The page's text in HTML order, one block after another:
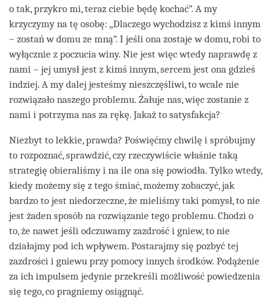
o tak, przykro mi, teraz ciebie będę kochać”. A my
krzyczymy na tę osobę: „Dlaczego wychodzisz z kimś innym
– zostań w domu ze mną”. I jeśli ona zostaje w domu, robi to
wyłącznie z poczucia winy. Nie jest więc wtedy naprawdę z
nami – jej umysł jest z kimś innym, sercem jest ona gdzieś
indziej. A my dalej jesteśmy nieszczęśliwi, to wcale nie
rozwiązało naszego problemu. Żałuje nas, więc zostanie z
nami i potrzyma nas za rękę. Jakaż to satysfakcja?
Niezbyt to lekkie, prawda? Poświęćmy chwilę i spróbujmy
to rozpoznać, sprawdzić, czy rzeczywiście właśnie taką
strategię obieraliśmy i na ile ona się powiodła. Tylko wtedy,
kiedy możemy się z tego śmiać, możemy zobaczyć, jak
bardzo to jest niedorzeczne, że mieliśmy taki pomysł, to nie
jest żaden sposób na rozwiązanie tego problemu. Chodzi o
to, że nawet jeśli odczuwamy zazdrość i gniew, to nie
działajmy pod ich wpływem. Postarajmy się pozbyć tej
zazdrości i gniewu przy pomocy innych środków. Podążenie
za ich impulsem jedynie przekreśli możliwość powiedzenia
się tego, co pragniemy osiągnąć.